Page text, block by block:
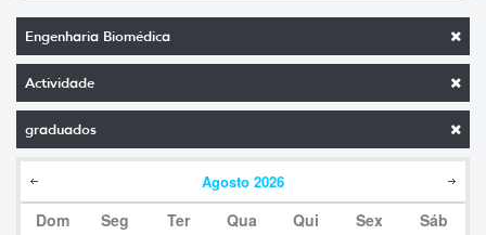
Engenharia Biomédica
Actividade
graduados
Agosto 2026
Dom Seg Ter Qua Qui Sex Sáb